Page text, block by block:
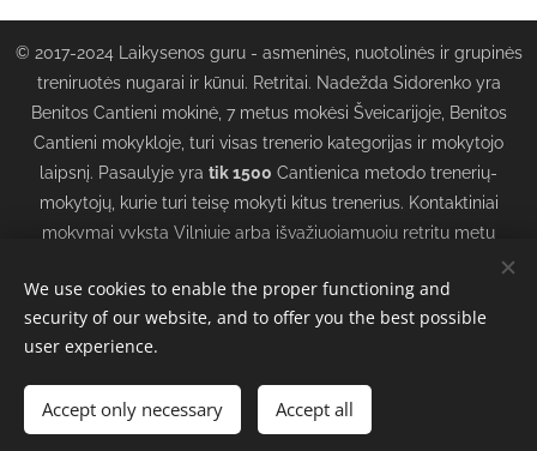
© 2017-2024 Laikysenos guru - asmeninės, nuotolinės ir grupinės
treniruotės nugarai ir kūnui. Retritai. Nadežda Sidorenko yra
Benitos Cantieni mokinė, 7 metus mokėsi Šveicarijoje, Benitos
Cantieni mokykloje, turi visas trenerio kategorijas ir mokytojo
laipsnį. Pasaulyje yra tik 1500 Cantienica metodo trenerių-
mokytojų, kurie turi teisę mokyti kitus trenerius. Kontaktiniai
mokymai vyksta Vilniuje arba išvažiuojamuoju retritų metu
asmeniškai. Tel. + 370 616 10111. Visos teisės saugomos
Languages
Русский
Lietuvių kalba
We use cookies to enable the proper functioning and
security of our website, and to offer you the best possible
user experience.
Accept only necessary Accept all